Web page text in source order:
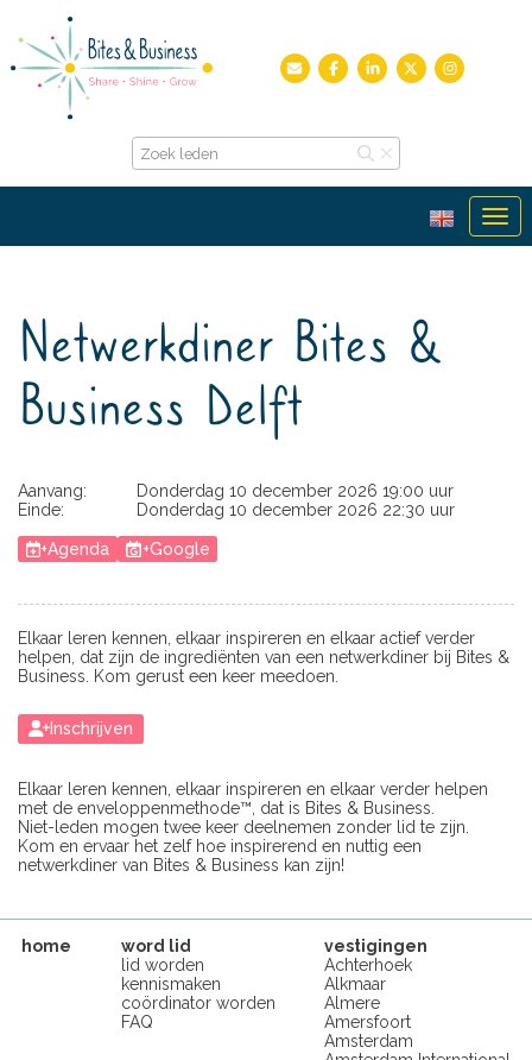
Netwerkdiner Bites &
Business Delft
Aanvang:
Donderdag 10 december 2026 19:00 uur
Einde:
Donderdag 10 december 2026 22:30 uur
+Agenda +Google
Elkaar leren kennen, elkaar inspireren en elkaar actief verder
helpen, dat zijn de ingrediënten van een netwerkdiner bij Bites &
Business. Kom gerust een keer meedoen.
Inschrijven
Elkaar leren kennen, elkaar inspireren en elkaar verder helpen
met de enveloppenmethode™, dat is Bites & Business.
Niet-leden mogen twee keer deelnemen zonder lid te zijn.
Kom en ervaar het zelf hoe inspirerend en nuttig een
netwerkdiner van Bites & Business kan zijn!
home
word lid
lid worden
kennismaken
coördinator worden
FAQ
vestigingen
Achterhoek
Alkmaar
Almere
Amersfoort
Amsterdam